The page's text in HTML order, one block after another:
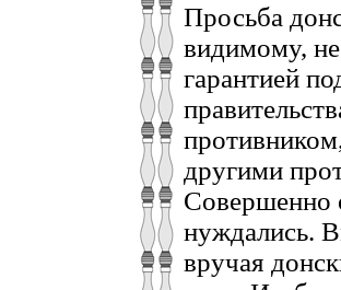
Просьба
видимому,
гарантией
другими
Совершенно
нуждались.
вручая